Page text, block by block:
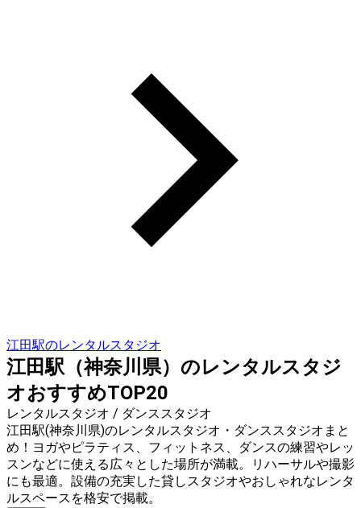
江田駅のレンタルスタジオ
江田駅（神奈川県）のレンタルスタジ
オおすすめTOP20
レンタルスタジオ / ダンススタジオ
江田駅(神奈川県)のレンタルスタジオ・ダンススタジオまと
め！ヨガやピラティス、フィットネス、ダンスの練習やレッ
スンなどに使える広々とした場所が満載。リハーサルや撮影
にも最適。設備の充実した貸しスタジオやおしゃれなレンタ
ルスペースを格安で掲載。